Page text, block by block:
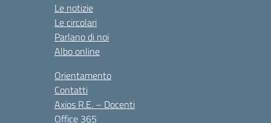
Le notizie
Le circolari
Parlano di noi
Albo online
Orientamento
Contatti
Axios R.E. – Docenti
Office 365